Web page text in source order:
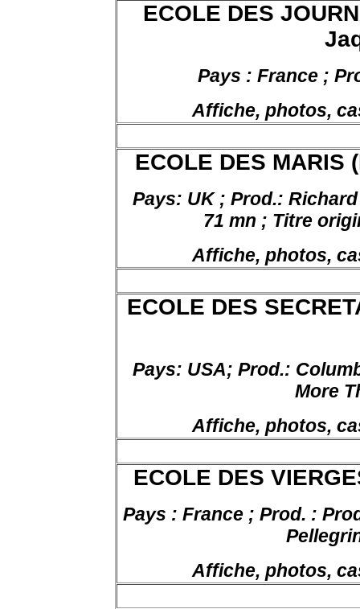
ECOLE DES
Pays : France ;
Affiche, photos,
ECOLE DES MARIS
Pays: UK ; Prod.:
71 mn ; Titre
Affiche, photos,
ECOLE DES
Pays: USA; Prod.:
More
Affiche, photos,
ECOLE DES
Pays : France ; Prod. :
Affiche, photos,